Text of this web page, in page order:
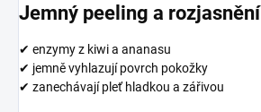
Jemný peeling a rozjasnění
✔ enzymy z kiwi a ananasu
✔ jemně vyhlazují povrch pokožky
✔ zanechávají pleť hladkou a zářivou